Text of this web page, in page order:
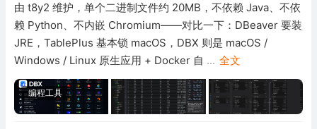
由 t8y2 维护，单个二进制文件约 20MB，不依赖 Java、不依
赖 Python、不内嵌 Chromium——对比一下：DBeaver 要装
JRE，TablePlus 基本锁 macOS，DBX 则是 macOS /
Windows / Linux 原生应用 + Docker 自 ... 全文
编程工具